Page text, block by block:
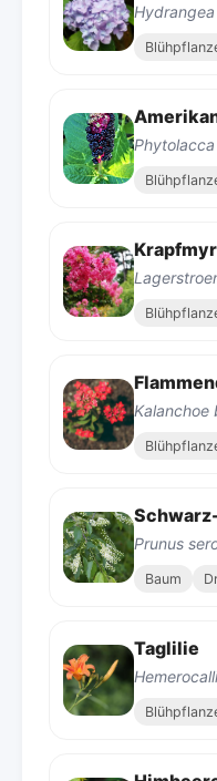
Kalanchoe
Prunus
Baum
Taglilie